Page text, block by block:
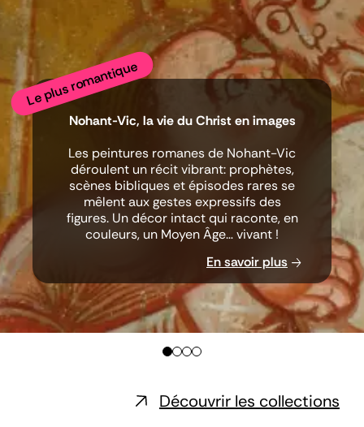
Nohant-Vic, la vie du Christ en images
Les peintures romanes de Nohant-Vic
déroulent un récit vibrant: prophètes,
scènes bibliques et épisodes rares se
mêlent aux gestes expressifs des
figures. Un décor intact qui raconte, en
couleurs, un Moyen Âge… vivant !
Le plus romantique
En savoir plus
Découvrir les collections